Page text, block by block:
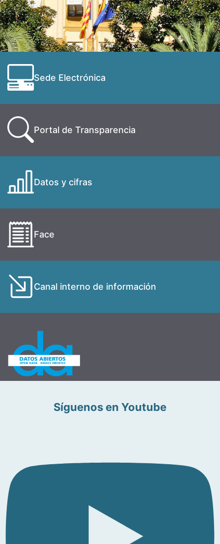
Sede Electrónica
Portal de Transparencia
Datos y cifras
Face
Canal interno de información
Síguenos en Youtube